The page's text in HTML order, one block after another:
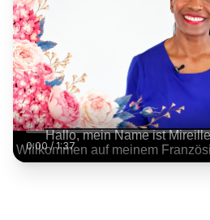
0:00/1:37